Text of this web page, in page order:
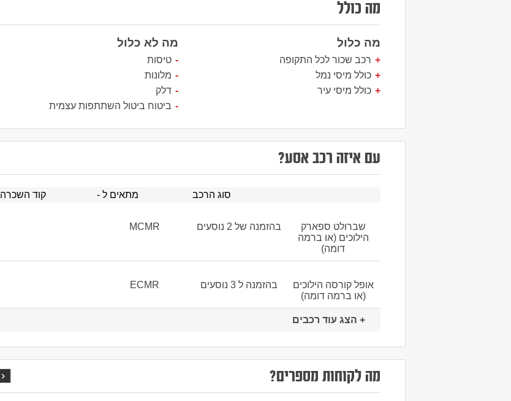
מה כולל
מה כלול
רכב שכור לכל התקופה
כולל מיסי נמל
כולל מיסי עיר
מה לא כלול
טיסות
מלונות
דלק
ביטוח ביטול השתתפות עצמית
עם איזה רכב אסע?
סוג הרכב מתאים ל - קוד השכרה
שברולט ספארק
הילוכים (או ברמה
דומה)
בהזמנה של 2 נוסעים MCMR
אופל קורסה הילוכים
(או ברמה דומה)
בהזמנה ל 3 נוסעים ECMR
+ הצג עוד רכבים
מה לקוחות מספרים?